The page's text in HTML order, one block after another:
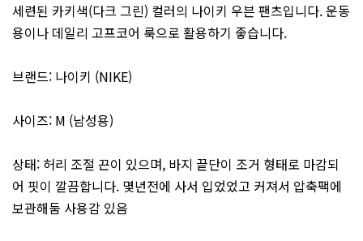
세련된 카키색(다크 그린) 컬러의 나이키 우븐 팬츠입니다. 운동
용이나 데일리 고프코어 룩으로 활용하기 좋습니다.
브랜드: 나이키 (NIKE)
사이즈: M (남성용)
상태: 허리 조절 끈이 있으며, 바지 끝단이 조거 형태로 마감되
어 핏이 깔끔합니다. 몇년전에 사서 입었었고 커져서 압축팩에
보관해둠 사용감 있음